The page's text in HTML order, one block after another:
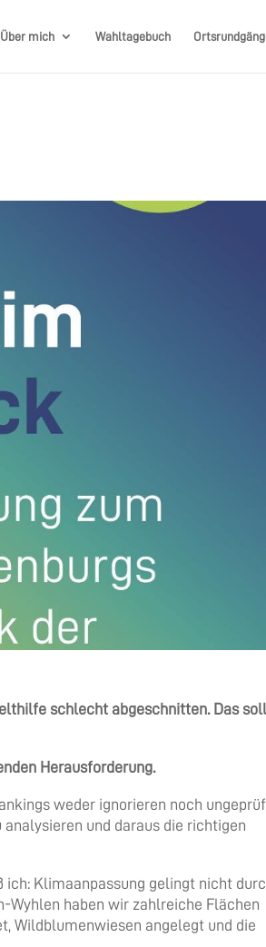
Über mich Wahltagebuch
schlecht abgeschnitten. Das
Herausforderung.
weder ignorieren noch
und daraus die richtigen
Klimaanpassung gelingt nicht
Wyhlen haben wir zahlreiche Flächen
Wildblumenwiesen angelegt und die